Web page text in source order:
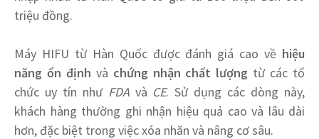
triệu đồng.
Máy HIFU từ Hàn Quốc được đánh giá cao về hiệu
năng ổn định và chứng nhận chất lượng từ các tổ
chức uy tín như FDAvà CE. Sử dụng các dòng này,
khách hàng thường ghi nhận hiệu quả cao và lâu dài
hơn, đặc biệt trong việc xóa nhăn và nâng cơ sâu.